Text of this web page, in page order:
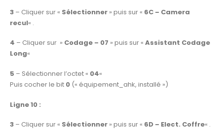
3 – Cliquer sur « Sélectionner » puis sur « 6C – Camera
recul« .
4 – Cliquer sur » Codage – 07 » puis sur « Assistant Codage
Long«
5 – Sélectionner l’octet « 04«
Puis cocher le bit 0 (« équipement_ahk, installé »)
Ligne 10 :
3 – Cliquer sur « Sélectionner » puis sur « 6D – Elect. Coffre« .